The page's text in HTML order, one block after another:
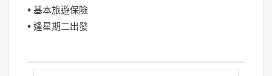
• 基本旅遊保險
• 逢星期二出發